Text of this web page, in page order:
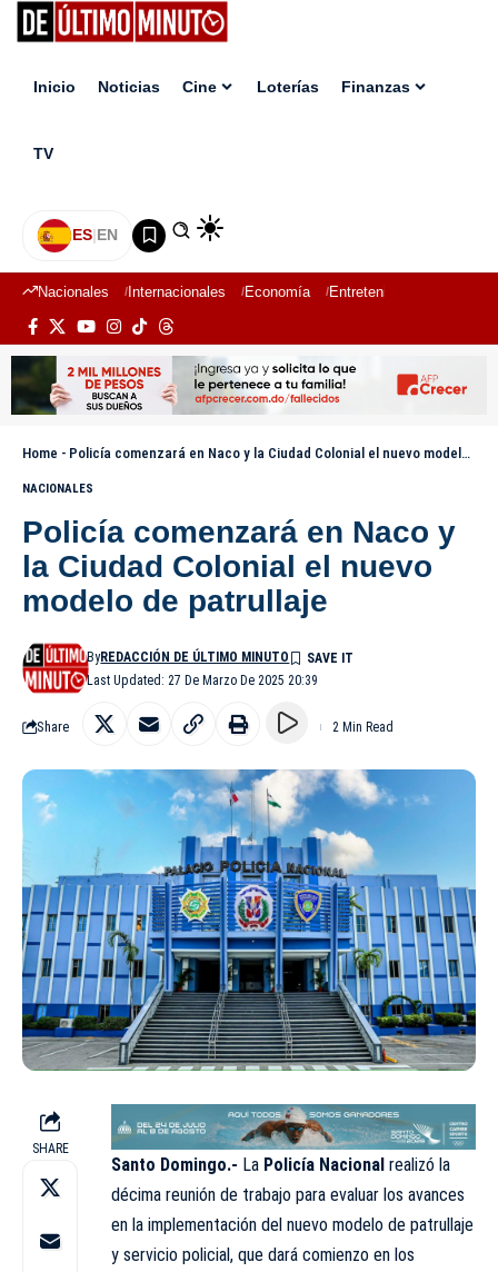
Inicio Noticias Cine Loterías Finanzas
TV
ES|EN
Nacionales Internacionales Economía Entretenimiento
Home - Policía comenzará en Naco y la Ciudad Colonial el nuevo modelo de patrullaje
NACIONALES
Policía comenzará en Naco y
la Ciudad Colonial el nuevo
modelo de patrullaje
Last Updated: 27 De Marzo De 2025 20:39
ByREDACCIÓN DE ÚLTIMO MINUTO
Share 2 Min Read
SHARE
Santo Domingo.- La Policía Nacional realizó la
décima reunión de trabajo para evaluar los avances
en la implementación del nuevo modelo de patrullaje
y servicio policial, que dará comienzo en los